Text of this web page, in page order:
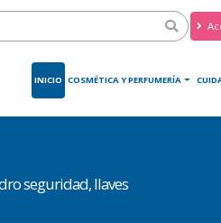
INICIO COSMÉTICA Y PERFUMERÍA
seguridad, llaves